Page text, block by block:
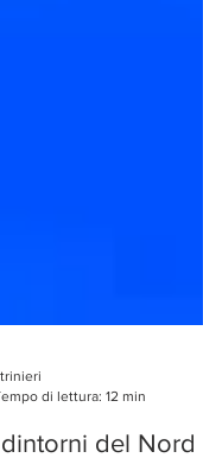
Tempo di lettura: 12 min